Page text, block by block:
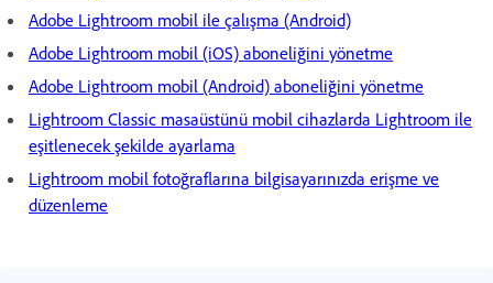
Adobe Lightroom mobil ile çalışma (Android)
Adobe Lightroom mobil (iOS) aboneliğini yönetme
Adobe Lightroom mobil (Android) aboneliğini yönetme
Lightroom Classic masaüstünü mobil cihazlarda Lightroom ile
eşitlenecek şekilde ayarlama
Lightroom mobil fotoğraflarına bilgisayarınızda erişme ve
düzenleme